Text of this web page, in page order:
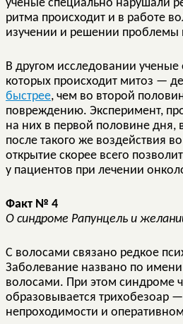
ученые специально нарушали
ритма происходит и в работе
изучении и решении
В другом исследовании
которых происходит митоз —
быстрее, чем во второй
повреждению. Эксперимент,
на них в первой половине дня,
после такого же воздействия
открытие скорее всего
у пациентов при лечении
Факт № 4
О синдроме Рапунцель и
С волосами связано редкое
Заболевание названо по
волосами. При этом синдроме
образовывается трихобезоар
непроходимости и